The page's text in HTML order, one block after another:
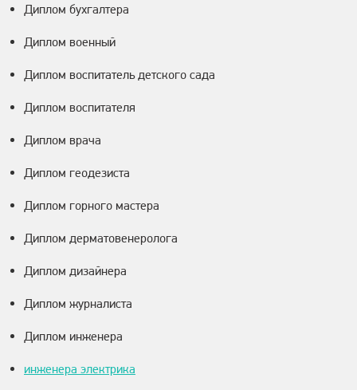
Диплом бухгалтера
Диплом военный
Диплом воспитатель детского сада
Диплом воспитателя
Диплом врача
Диплом геодезиста
Диплом горного мастера
Диплом дерматовенеролога
Диплом дизайнера
Диплом журналиста
Диплом инженера
инженера электрика